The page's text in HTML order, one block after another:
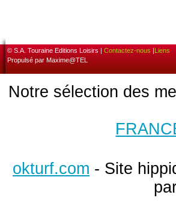
© S.A. Touraine Editions Loisirs | Contactez-nous |Liens
Propulsé par Maxime@TEL
Notre sélection des
okturf.com - Site